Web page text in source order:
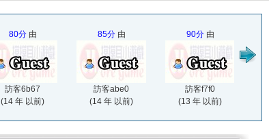
80分由
訪客6b67
(14 年 以前)
85分由
訪客abe0
(14 年 以前)
90分由
訪客f7f0
(13 年 以前)